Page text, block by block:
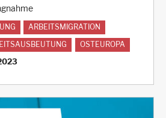
ARBEITSMIGRATION
OSTEUROPA